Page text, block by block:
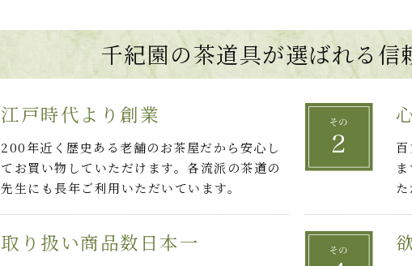
千紀園の茶道具が選ばれる 信
江戸時代より創業
200年近く歴史ある老舗のお茶屋だから安心し
てお買い物していただけます。各流派の茶道の
先生にも長年ご利用いただいています。
た
取り扱い商品数日本一